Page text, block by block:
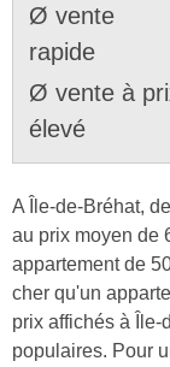
Ø vente
rapide
Ø vente à
élevé
A Île-de-Bréhat,
au prix moyen de
appartement de
cher qu'un
prix affichés à Île-
populaires. Pour